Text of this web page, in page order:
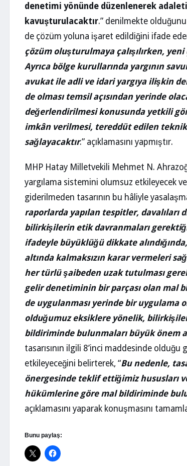
denetimi yönünde düzenlenerek
kavuşturulacaktır.” denilmekte
de çözüm yoluna işaret edildiğini ifade
çözüm oluşturulmaya çalışılırken,
Ayrıca bölge kurullarında yargının
avukat ile adli ve idari yargıya ilişkin
de olması temsil açısından yerinde
değerlendirilmesi konusunda yetkili
imkân verilmesi, tereddüt edilen
sağlayacaktır.” açıklamasını yapmıştır.
MHP Hatay Milletvekili Mehmet N.
yargılama sistemini olumsuz etkileyecek
giderilmeden tasarının bu hâliyle
raporlarda yapılan tespitler,
bilirkişilerin etik davranmaları
ifadeyle büyüklüğü dikkate
altında kalmaksızın karar vermeleri
her türlü şaibeden uzak tutulması
gelir denetiminin bir parçası olan mal
de uygulanması yerinde bir uygulama
olduğumuz eksiklere yönelik,
bildiriminde bulunmaları büyük önem
tasarısının ilgili 8’inci maddesinde
etkileyeceğini belirterek, “Bu nedenle,
önergesinde teklif ettiğimiz hususları
hükümlerine göre mal bildiriminde
açıklamasını yaparak konuşmasını
Bunu paylaş: